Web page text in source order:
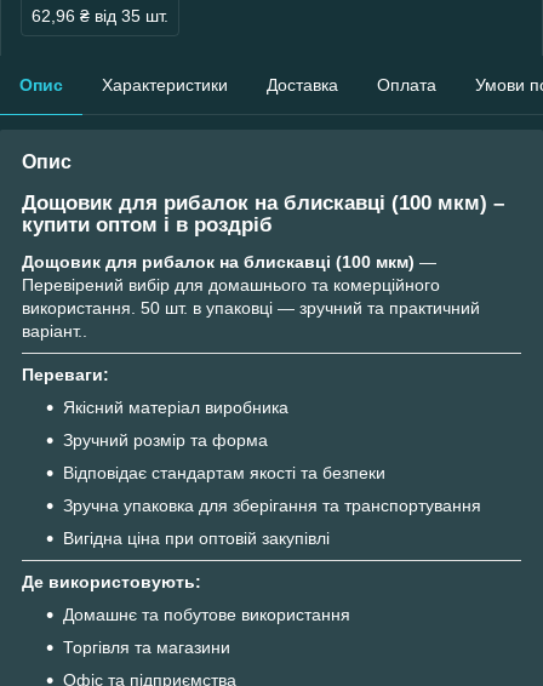
62,96 ₴ від 35 шт.
Опис Характеристики Доставка Оплата Умови
Опис
Дощовик для рибалок на блискавці (100 мкм) –
купити оптом і в роздріб
Дощовик для рибалок на блискавці (100 мкм) —
Перевірений вибір для домашнього та комерційного
використання. 50 шт. в упаковці — зручний та практичний
варіант..
Переваги:
Якісний матеріал виробника
Зручний розмір та форма
Відповідає стандартам якості та безпеки
Зручна упаковка для зберігання та транспортування
Вигідна ціна при оптовій закупівлі
Де використовують:
Домашнє та побутове використання
Торгівля та магазини
Офіс та підприємства